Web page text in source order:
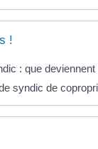
!
: que
syndic de